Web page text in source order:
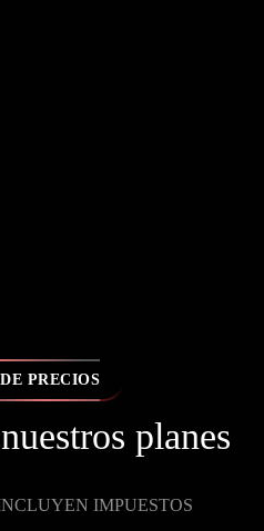
PRECIOS
planes
IMPUESTOS